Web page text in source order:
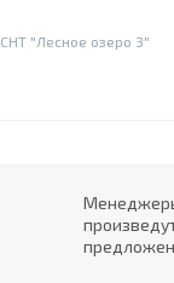
"Лесное озеро 3"